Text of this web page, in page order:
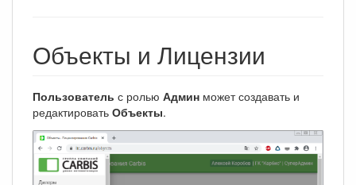
Объекты и Лицензии
Пользователь с ролью Админ может создавать и
редактировать Объекты.